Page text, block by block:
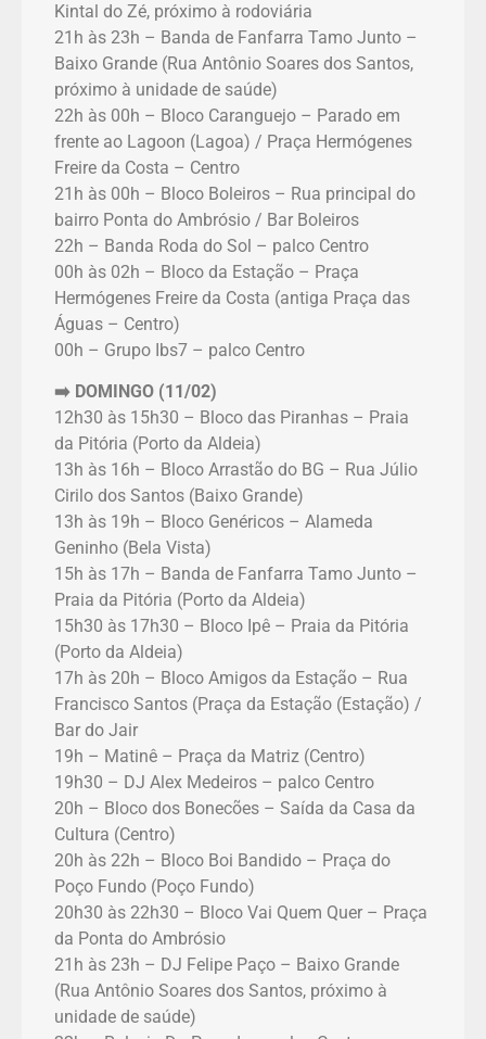
Kintal do Zé, próximo à rodoviária
21h às 23h – Banda de Fanfarra Tamo Junto –
Baixo Grande (Rua Antônio Soares dos Santos,
próximo à unidade de saúde)
22h às 00h – Bloco Caranguejo – Parado em
frente ao Lagoon (Lagoa) / Praça Hermógenes
Freire da Costa – Centro
21h às 00h – Bloco Boleiros – Rua principal do
bairro Ponta do Ambrósio / Bar Boleiros
22h – Banda Roda do Sol – palco Centro
00h às 02h – Bloco da Estação – Praça
Hermógenes Freire da Costa (antiga Praça das
Águas – Centro)
00h – Grupo Ibs7 – palco Centro
➡️ DOMINGO (11/02)
12h30 às 15h30 – Bloco das Piranhas – Praia
da Pitória (Porto da Aldeia)
13h às 16h – Bloco Arrastão do BG – Rua Júlio
Cirilo dos Santos (Baixo Grande)
13h às 19h – Bloco Genéricos – Alameda
Geninho (Bela Vista)
15h às 17h – Banda de Fanfarra Tamo Junto –
Praia da Pitória (Porto da Aldeia)
15h30 às 17h30 – Bloco Ipê – Praia da Pitória
(Porto da Aldeia)
17h às 20h – Bloco Amigos da Estação – Rua
Francisco Santos (Praça da Estação (Estação) /
Bar do Jair
19h – Matinê – Praça da Matriz (Centro)
19h30 – DJ Alex Medeiros – palco Centro
20h – Bloco dos Bonecões – Saída da Casa da
Cultura (Centro)
20h às 22h – Bloco Boi Bandido – Praça do
Poço Fundo (Poço Fundo)
20h30 às 22h30 – Bloco Vai Quem Quer – Praça
da Ponta do Ambrósio
21h às 23h – DJ Felipe Paço – Baixo Grande
(Rua Antônio Soares dos Santos, próximo à
unidade de saúde)